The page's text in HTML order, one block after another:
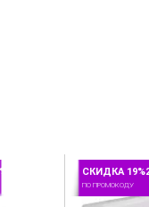
СКИДКА
ПО ПРОМОКОДУ